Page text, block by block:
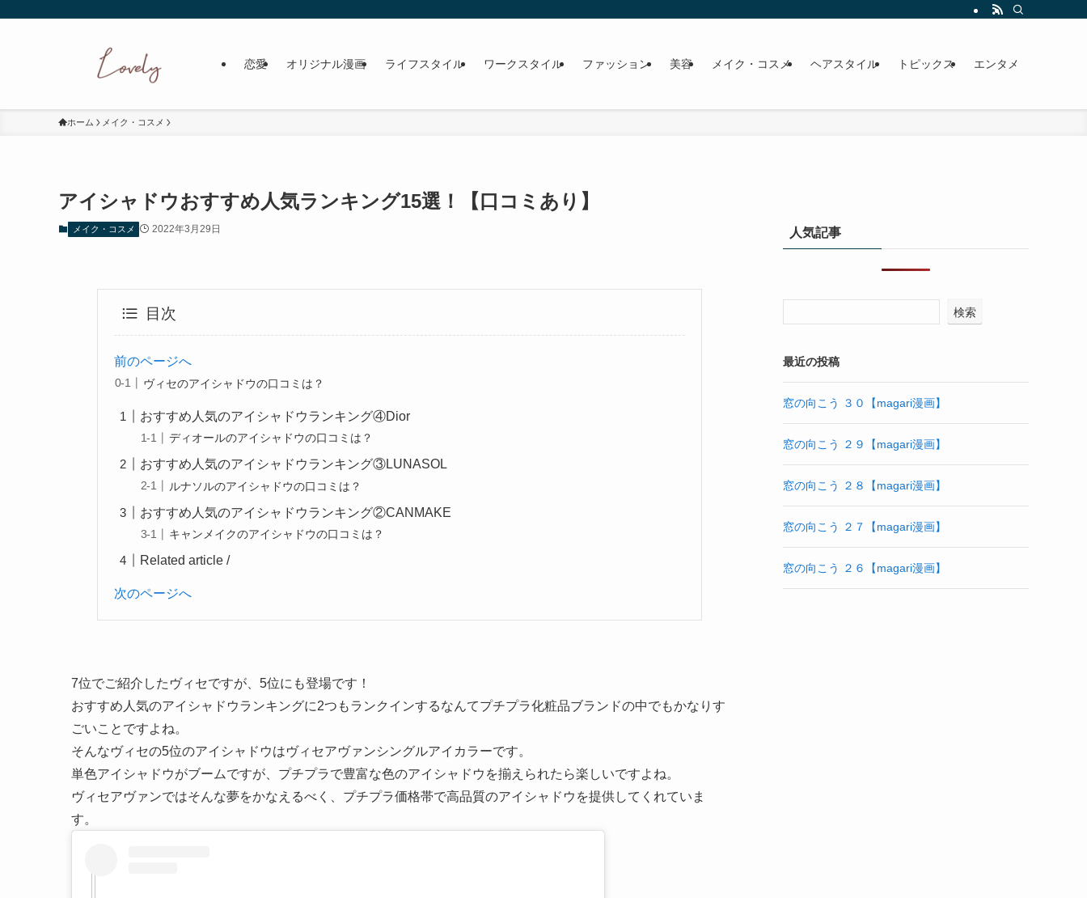
恋愛 オリジナル漫画 ライフスタイル ワークスタイル ファッション 美容 メイク・コスメ ヘアスタイル トピックス エンタメ
ホーム メイク・コスメ
アイシャドウおすすめ人気ランキング15選！【口コミあり】
メイク・コスメ 2022年3月29日
目次
前のページへ
ヴィセのアイシャドウの口コミは？
おすすめ人気のアイシャドウランキング④Dior
ディオールのアイシャドウの口コミは？
おすすめ人気のアイシャドウランキング③LUNASOL
ルナソルのアイシャドウの口コミは？
おすすめ人気のアイシャドウランキング②CANMAKE
キャンメイクのアイシャドウの口コミは？
Related article /
次のページへ
7位でご紹介したヴィセですが、5位にも登場です！
おすすめ人気のアイシャドウランキングに2つもランクインするなんてプチプラ化粧品ブランドの中でもかなりす
ごいことですよね。
そんなヴィセの5位のアイシャドウはヴィセアヴァンシングルアイカラーです。
単色アイシャドウがブームですが、プチプラで豊富な色のアイシャドウを揃えられたら楽しいですよね。
ヴィセアヴァンではそんな夢をかなえるべく、プチプラ価格帯で高品質のアイシャドウを提供してくれていま
す。
人気記事
検索
最近の投稿
窓の向こう ３０【magari漫画】
窓の向こう ２９【magari漫画】
窓の向こう ２８【magari漫画】
窓の向こう ２７【magari漫画】
窓の向こう ２６【magari漫画】